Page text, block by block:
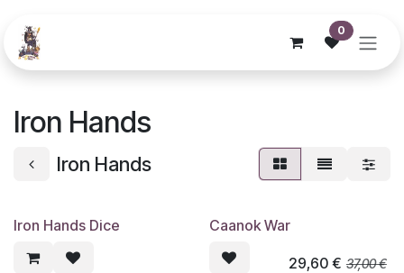
0
Iron Hands
Iron Hands
Iron Hands Dice Caanok War
29,60€ 37,00€